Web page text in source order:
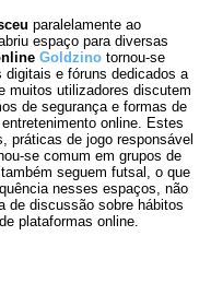
paralelamente ao
espaço para diversas
Goldzino tornou-se
digitais e fóruns dedicados a
muitos utilizadores discutem
de segurança e formas de
online. Estes
práticas de jogo responsável
se comum em grupos de
seguem futsal, o que
nesses espaços, não
de discussão sobre hábitos
plataformas online.